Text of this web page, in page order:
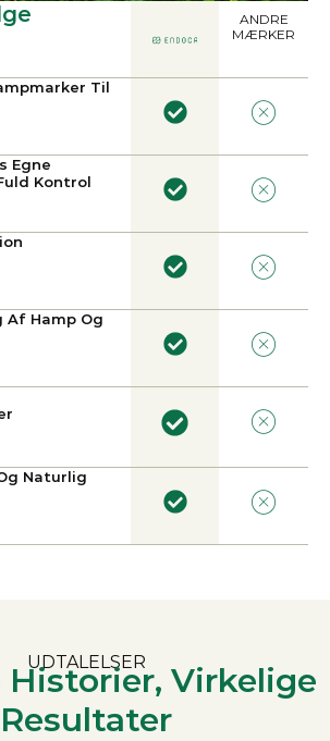
ANDRE
MÆRKER
Til
Egne
Kontrol
Af Hamp Og
Naturlig
UDTALELSER
Virkelige
Resultater